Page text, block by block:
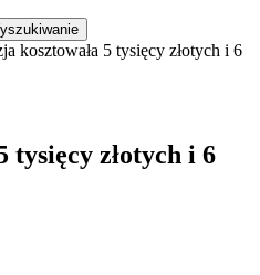
kosztowała 5 tysięcy złotych i 6
tysięcy złotych i 6